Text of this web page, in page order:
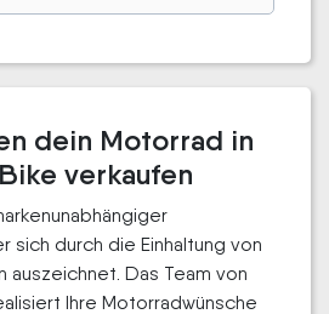
dein Motorrad in
verkaufen
durch die Einhaltung von
auszeichnet. Das Team von
Ihre Motorradwünsche